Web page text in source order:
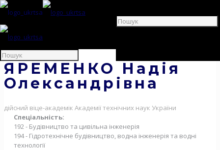
ЯРЕМЕНКО Надія
Олександрівна
дійсний віце-академік Академії технічних наук України
Спеціальність:
192 - Будівництво та цивільна інженерія
194 - Гідротехнічне будівництво, водна інженерія та водні
технології